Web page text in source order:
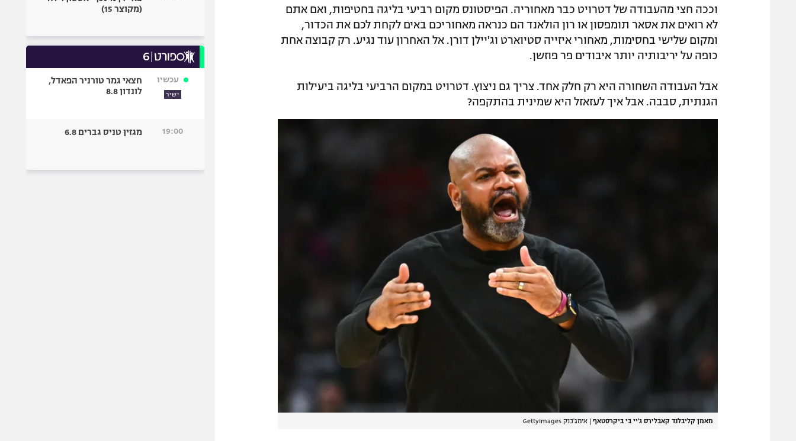
וככה חצי מהעבודה של דטרויט כבר מאחוריה. הפיסטונס מקום רביעי בליגה בחטיפות, ואם אתם
לא רואים את אסאר תומפסון או רון הולאנד הם כנראה מאחוריכם באים לקחת לכם את הכדור,
ומקום שלישי בחסימות, מאחורי איזייה סטיוארט וג'יילן דורן. אל האחרון עוד נגיע. רק קבוצה אחת
כופה על יריבותיה יותר איבודים פר פוזשן.
אבל העבודה השחורה היא רק חלק אחד. צריך גם ניצוץ. דטרויט במקום הרביעי בליגה ביעילות
הגנתית, סבבה. אבל איך לעזאזל היא שמינית בהתקפה?
מאמן קליבלנד קאבלירס ג'יי בי ביקרסטאף | אימג'בנק GettyImages
(מקוצר 15)
עכשיו
ישיר
חצאי גמר טורניר הפאדל,
לונדון 8.8
19:00 מגזין טניס גברים 6.8